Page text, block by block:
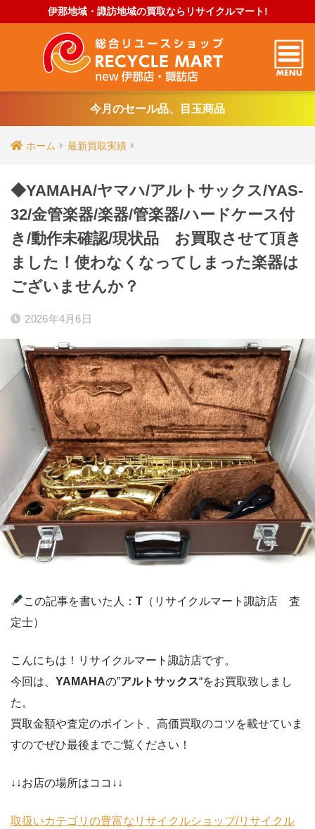
伊那地域・諏訪地域の買取ならリサイクルマート!
今月のセール品、目玉商品
ホーム 最新買取実績
◆YAMAHA/ヤマハ/アルトサックス/YAS-
32/金管楽器/楽器/管楽器/ハードケース付
き/動作未確認/現状品 お買取させて頂き
ました！使わなくなってしまった楽器は
ございませんか？
2026年4月6日
この記事を書いた人：T （リサイクルマート諏訪店 査
定士）
こんにちは！リサイクルマート諏訪店です。
今回は、 YAMAHAの”アルトサックス“をお買取致しまし
た。
買取金額や査定のポイント、高価買取のコツを載せていま
すのでぜひ最後までご覧ください！
↓↓お店の場所はココ↓↓
取扱いカテゴリの豊富なリサイクルショップ/リサイクル